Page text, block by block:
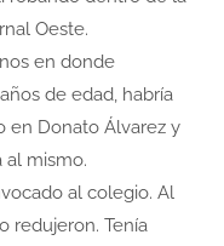
Oeste.
en donde
de edad, habría
en Donato Álvarez y
al mismo.
al colegio. Al
redujeron. Tenía